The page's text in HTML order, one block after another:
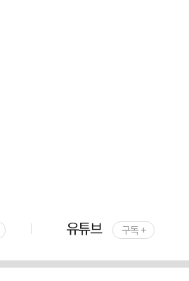
유튜브 구독 +